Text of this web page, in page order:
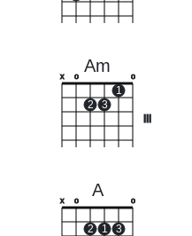
Am
x o
2 3
1
o
A
x o
2 1 3
o